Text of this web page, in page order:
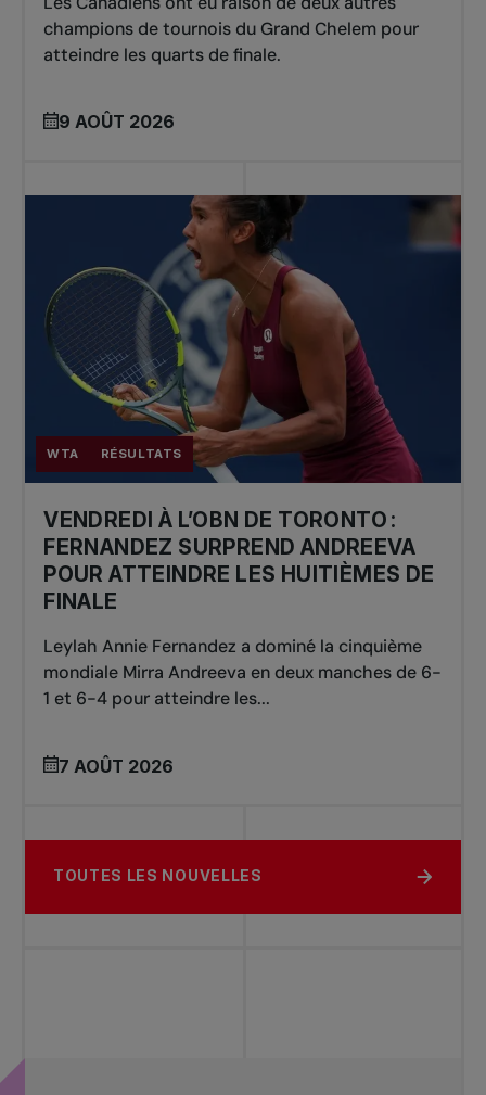
champions de tournois du Grand Chelem pour
atteindre les quarts de finale.
9 AOÛT 2026
WTA RÉSULTATS
VENDREDI À L’OBN DE TORONTO :
FERNANDEZ SURPREND ANDREEVA
POUR ATTEINDRE LES HUITIÈMES DE
FINALE
Leylah Annie Fernandez a dominé la cinquième
mondiale Mirra Andreeva en deux manches de 6-
1 et 6-4 pour atteindre les...
7 AOÛT 2026
TOUTES LES NOUVELLES